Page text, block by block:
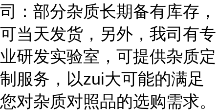
司：部分杂质长期备有库存，
可当天发货，另外，我司有专
业研发实验室，可提供杂质定
制服务，以zui大可能的满足
您对杂质对照品的选购需求。